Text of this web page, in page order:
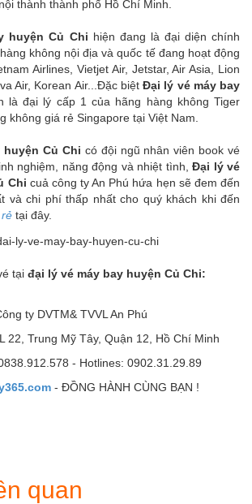
thành thành phố Hồ Chí Minh.
huyện Củ Chi hiện đang là đại diện chính
không nội địa và quốc tế đang hoạt động
Airlines, Vietjet Air, Jetstar, Air Asia, Lion
Air, Korean Air...Đặc biệt Đại lý vé máy bay
là đại lý cấp 1 của hãng hàng không Tiger
không giá rẻ Singapore tại Việt Nam.
Củ Chi cóđội ngũ nhân viên book vé
nghiệm, năng động và nhiệt tình,Đại lý vé
Chi cuả công ty An Phú hứa hẹn sẽ đem đến
và chi phí thấp nhất cho quý khách khi đến
tại đây.
tại đại lý vé máy bay huyện Củ Chi:
ty DVTM& TVVL An Phú
22, Trung Mỹ Tây, Quận 12, Hồ Chí Minh
- Hotlines: 0902.31.29.89
- ĐỒNG HÀNH CÙNG BẠN !
quan